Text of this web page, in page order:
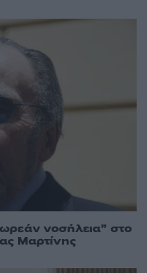
νοσήλεια” στο
Μαρτίνης